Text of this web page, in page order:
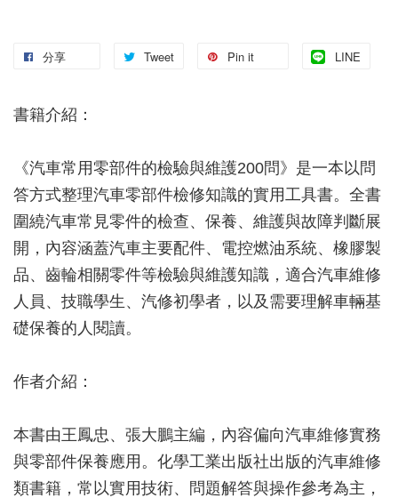
分享 Tweet Pin it LINE
書籍介紹：
《汽車常用零部件的檢驗與維護200問》是一本以問
答方式整理汽車零部件檢修知識的實用工具書。全書
圍繞汽車常見零件的檢查、保養、維護與故障判斷展
開，內容涵蓋汽車主要配件、電控燃油系統、橡膠製
品、齒輪相關零件等檢驗與維護知識，適合汽車維修
人員、技職學生、汽修初學者，以及需要理解車輛基
礎保養的人閱讀。
作者介紹：
本書由王鳳忠、張大鵬主編，內容偏向汽車維修實務
與零部件保養應用。化學工業出版社出版的汽車維修
類書籍，常以實用技術、問題解答與操作參考為主，